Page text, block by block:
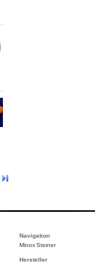
Navigation
MinoxSteiner
Hersteller